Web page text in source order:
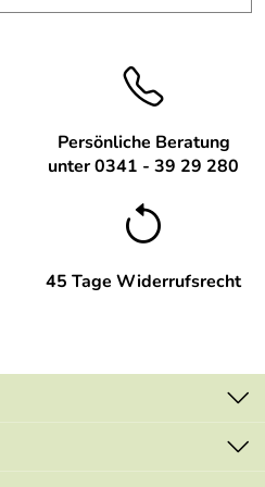
Persönliche Beratung
unter 0341 - 39 29 280
45 Tage Widerrufsrecht